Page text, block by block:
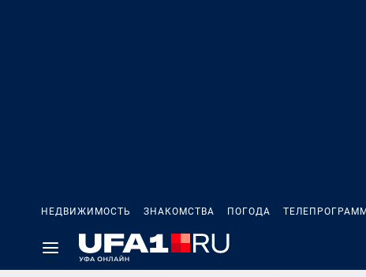
НЕДВИЖИМОСТЬ ЗНАКОМСТВА ПОГОДА